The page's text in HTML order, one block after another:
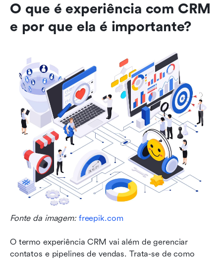
O que é experiência com CRM
e por que ela é importante?
Fonte da imagem: freepik.com
O termo experiência CRM vai além de gerenciar
contatos e pipelines de vendas. Trata-se de como